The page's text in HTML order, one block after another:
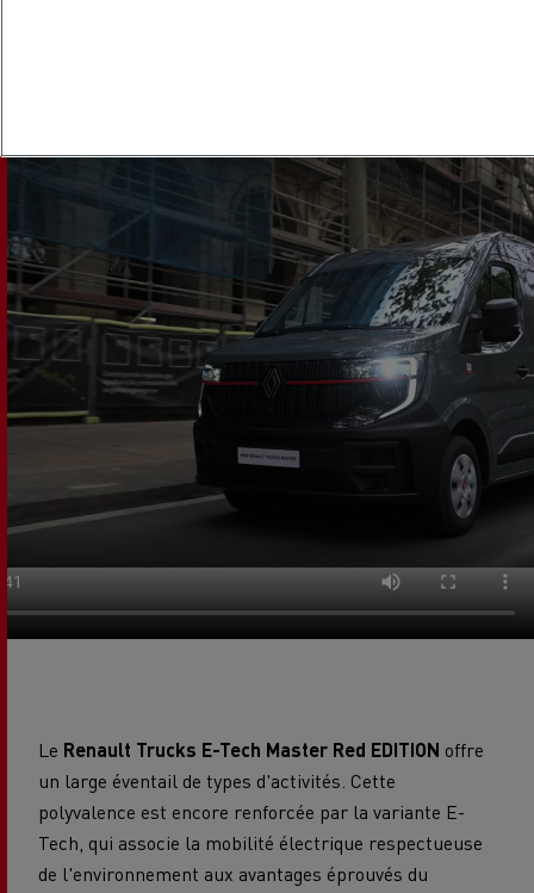
Le Renault Trucks E-Tech Master Red EDITION offre
un large éventail de types d'activités. Cette
polyvalence est encore renforcée par la variante E-
Tech, qui associe la mobilité électrique respectueuse
de l'environnement aux avantages éprouvés du